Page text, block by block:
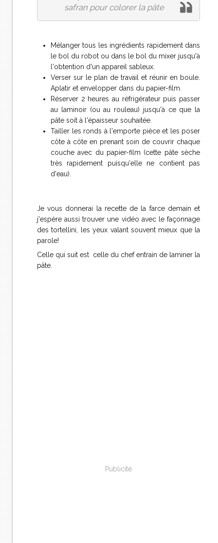
safran pour colorer la pâte
Mélanger tous les ingrédients rapidement dans
le bol du robot ou dans le bol du mixer jusqu'à
l'obtention d'un appareil sableux.
Verser sur le plan de travail et réunir en boule.
Aplatir et envelopper dans du papier-film.
Réserver 2 heures au réfrigérateur puis passer
au laminoir (ou au rouleau) jusqu'à ce que la
pâte soit à l'épaisseur souhaitée.
Tailler les ronds à l'emporte pièce et les poser
côte à côte en prenant soin de couvrir chaque
couche avec du papier-film (cette pâte sèche
très rapidement puisqu'elle ne contient pas
d'eau).
Je vous donnerai la recette de la farce demain et
j'espère aussi trouver une vidéo avec le façonnage
des tortellini, les yeux valant souvent mieux que la
parole!
Celle qui suit est celle du chef entrain de laminer la
pâte.
Publicité